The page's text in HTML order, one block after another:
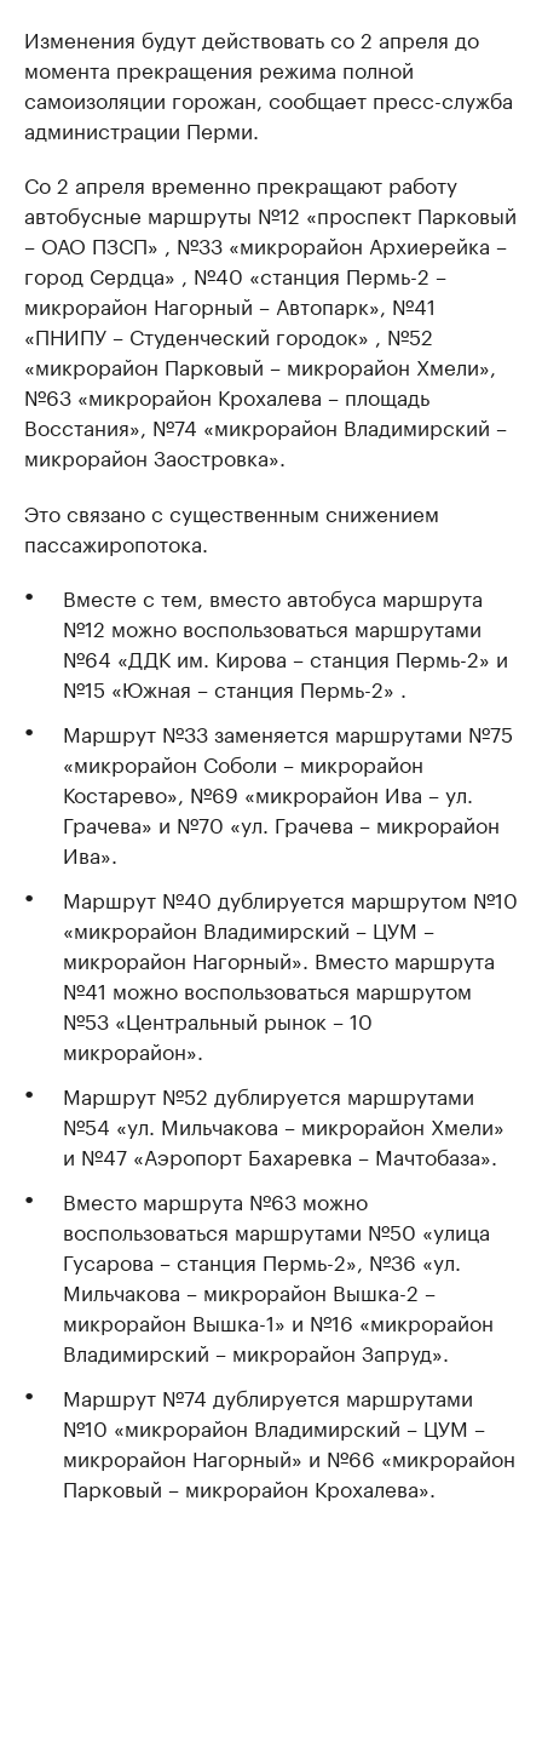
Изменения будут действовать со 2 апреля до
момента прекращения режима полной
самоизоляции горожан, сообщает пресс-служба
администрации Перми.
Со 2 апреля временно прекращают работу
автобусные маршруты №12 «проспект Парковый
– ОАО ПЗСП» , №33 «микрорайон Архиерейка –
город Сердца» , №40 «станция Пермь-2 –
микрорайон Нагорный – Автопарк», №41
«ПНИПУ – Студенческий городок» , №52
«микрорайон Парковый – микрорайон Хмели»,
№63 «микрорайон Крохалева – площадь
Восстания», №74 «микрорайон Владимирский –
микрорайон Заостровка».
Это связано с существенным снижением
пассажиропотока.
Вместе с тем, вместо автобуса маршрута
№12 можно воспользоваться маршрутами
№64 «ДДК им. Кирова – станция Пермь-2» и
№15 «Южная – станция Пермь-2» .
Маршрут №33 заменяется маршрутами №75
«микрорайон Соболи – микрорайон
Костарево», №69 «микрорайон Ива – ул.
Грачева» и №70 «ул. Грачева – микрорайон
Ива».
Маршрут №40 дублируется маршрутом №10
«микрорайон Владимирский – ЦУМ –
микрорайон Нагорный». Вместо маршрута
№41 можно воспользоваться маршрутом
№53 «Центральный рынок – 10
микрорайон».
Маршрут №52 дублируется маршрутами
№54 «ул. Мильчакова – микрорайон Хмели»
и №47 «Аэропорт Бахаревка – Мачтобаза».
Вместо маршрута №63 можно
воспользоваться маршрутами №50 «улица
Гусарова – станция Пермь-2», №36 «ул.
Мильчакова – микрорайон Вышка-2 –
микрорайон Вышка-1» и №16 «микрорайон
Владимирский – микрорайон Запруд».
Маршрут №74 дублируется маршрутами
№10 «микрорайон Владимирский – ЦУМ –
микрорайон Нагорный» и №66 «микрорайон
Парковый – микрорайон Крохалева».